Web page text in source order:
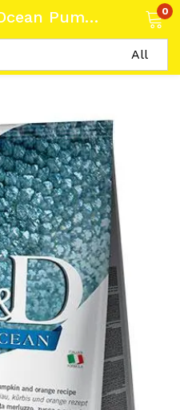
Farmina ND Ocean Pumpkin Mini Bacalao 7kg: Alimento Premium para Perros Pequeños 0